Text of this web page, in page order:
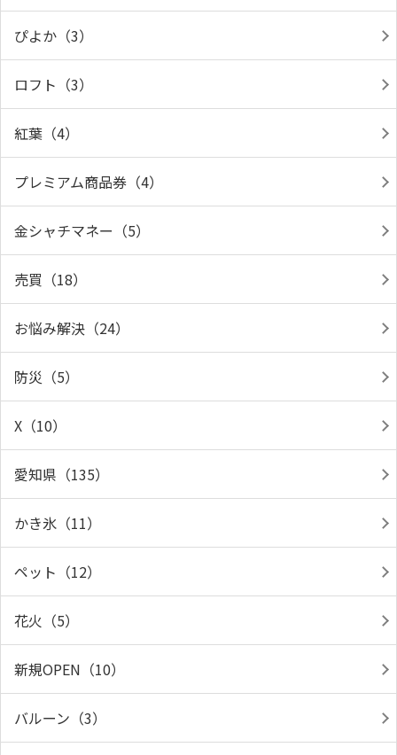
ぴよか（3）
ロフト（3）
紅葉（4）
プレミアム商品券（4）
金シャチマネー（5）
売買（18）
お悩み解決（24）
防災（5）
X（10）
愛知県（135）
かき氷（11）
ペット（12）
花火（5）
新規OPEN（10）
バルーン（3）